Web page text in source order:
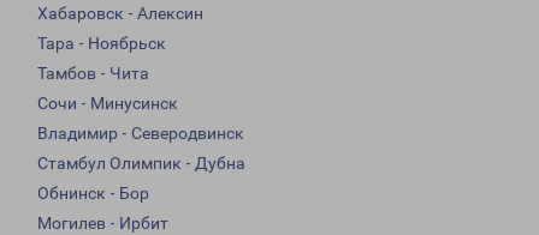
Хабаровск - Алексин
Тара - Ноябрьск
Тамбов - Чита
Сочи - Минусинск
Владимир - Северодвинск
Стамбул Олимпик - Дубна
Обнинск - Бор
Могилев - Ирбит